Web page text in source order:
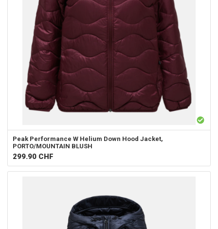
Peak Performance W Helium Down Hood Jacket,
PORTO/MOUNTAIN BLUSH
299.90 CHF